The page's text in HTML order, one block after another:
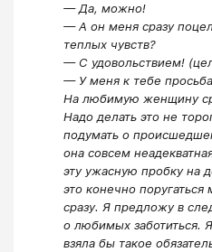
— Да, можно!
— А он меня сразу
теплых чувств?
— С удовольствием!
— У меня к тебе просьба
На любимую женщину
Надо делать это не
подумать о
она совсем
эту ужасную пробку на
это конечно
сразу. Я предложу в
о любимых заботиться.
взяла бы такое